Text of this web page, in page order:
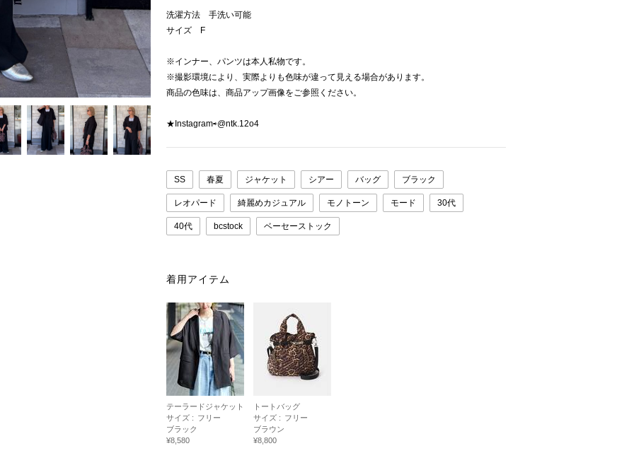
洗濯方法 手洗い可能
サイズ F
※インナー、パンツは本人私物です。
※撮影環境により、実際よりも色味が違って見える場合があります。
商品の色味は、商品アップ画像をご参照ください。
★Instagram⇨@ntk.12o4
SS 春夏 ジャケット シアー バッグ ブラック
レオパード 綺麗めカジュアル モノトーン モード 30代
40代 bcstock ベーセーストック
着用アイテム
テーラードジャケット
サイズ : フリー
ブラック
¥8,580
トートバッグ
サイズ : フリー
ブラウン
¥8,800